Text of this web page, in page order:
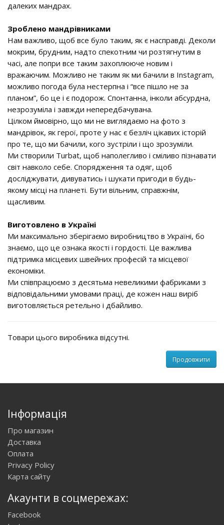
далеких мандрах.
Зроблено мандрівниками
Нам важливо, щоб все було таким, як є насправді. Деколи
мокрим, брудним, надто спекотним чи розтягнутим в
часі, але попри все таким захоплююче новим і
вражаючим. Можливо не таким як ми бачили в Instagram,
можливо погода була нестерпна і “все пішло не за
планом”, бо це і є подорож. Спонтанна, інколи абсурдна,
незрозуміла і завжди непередбачувана.
Цілком ймовірно, що ми не виглядаємо на фото з
мандрівок, як герої, проте у нас є безліч цікавих історій
про те, що ми бачили, кого зустріли і що зрозуміли.
Ми створили Turbat, щоб наполегливо і сміливо пізнавати
світ навколо себе. Спорядження та одяг, щоб
досліджувати, дивуватись і шукати пригоди в будь-
якому місці на планеті. Бути вільним, справжнім,
щасливим.
Виготовлено в Україні
Ми максимально зберігаємо виробництво в Україні, бо
знаємо, що це ознака якості і гордості. Це важлива
підтримка місцевих швейних професій та місцевої
економіки.
Ми співпрацюємо з десятьма невеликими фабриками з
відповідальними умовами праці, де кожен наш виріб
виготовляється ретельно і дбайливо.
Товари цього виробника відсутні.
Продовжити
Інформація
Про магазин
Доставка
Оплата
Privacy Policy
Карта сайту
Акаунти в соцмережах:
Facebook